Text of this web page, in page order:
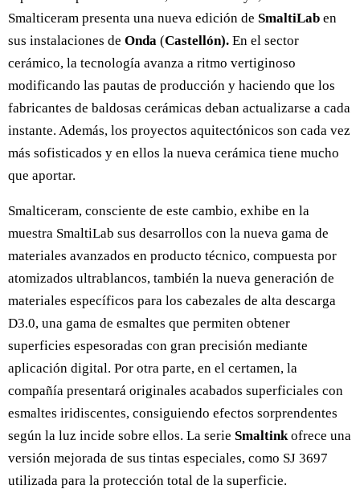
Smalticeram presenta una nueva edición de SmaltiLab en
sus instalaciones de Onda (Castellón). En el sector
cerámico, la tecnología avanza a ritmo vertiginoso
modificando las pautas de producción y haciendo que los
fabricantes de baldosas cerámicas deban actualizarse a cada
instante. Además, los proyectos aquitectónicos son cada vez
más sofisticados y en ellos la nueva cerámica tiene mucho
que aportar.
Smalticeram, consciente de este cambio, exhibe en la
muestra SmaltiLab sus desarrollos con la nueva gama de
materiales avanzados en producto técnico, compuesta por
atomizados ultrablancos, también la nueva generación de
materiales específicos para los cabezales de alta descarga
D3.0, una gama de esmaltes que permiten obtener
superficies espesoradas con gran precisión mediante
aplicación digital. Por otra parte, en el certamen, la
compañía presentará originales acabados superficiales con
esmaltes iridiscentes, consiguiendo efectos sorprendentes
según la luz incide sobre ellos. La serie Smaltink ofrece una
versión mejorada de sus tintas especiales, como SJ 3697
utilizada para la protección total de la superficie.